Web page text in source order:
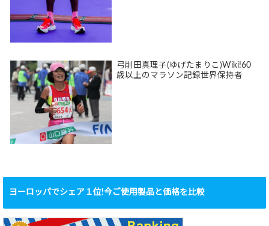
弓削田真理子(ゆげたまりこ)Wiki!60
歳以上のマラソン記録世界保持者
ヨーロッパでシェア１位!今ご使用製品と価格を比較